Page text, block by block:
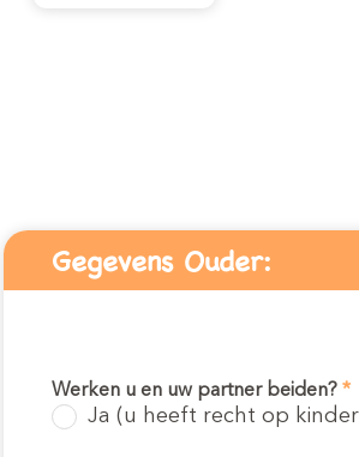
Gegevens Ouder:
Werken u en uw partner beiden? *
Ja (u heeft recht op
Inschrijven
(0-4 jaar)